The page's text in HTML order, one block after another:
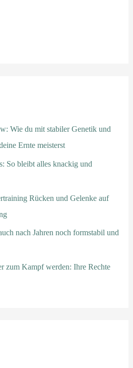
Wie du mit stabiler Genetik und
Ernte meisterst
So bleibt alles knackig und
Rücken und Gelenke auf
nach Jahren noch formstabil und
zum Kampf werden: Ihre Rechte